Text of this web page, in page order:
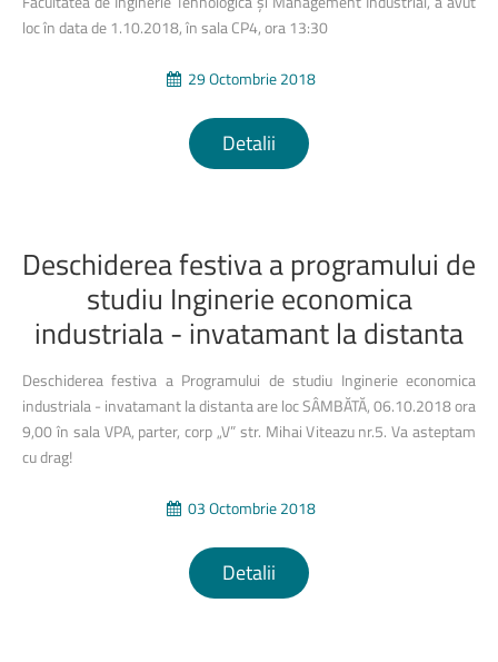
loc în data de 1.10.2018, în sala CP4, ora 13:30
29 Octombrie 2018
Detalii
Deschidereafestivaaprogramului de
studiu Inginerie economica
industriala- invatamant ladistanta
Deschiderea festiva a Programului de studiu Inginerie economica
industriala - invatamant la distanta are loc SÂMBĂTĂ, 06.10.2018 ora
9,00 în sala VPA, parter, corp „V” str. Mihai Viteazu nr.5. Va asteptam
cu drag!
03 Octombrie 2018
Detalii